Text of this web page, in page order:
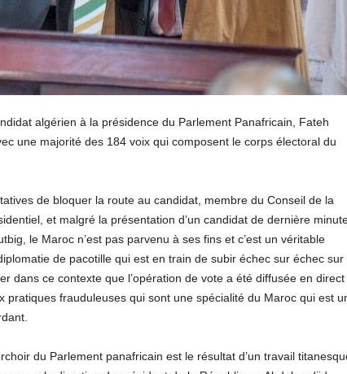
algérien à la présidence du Parlement Panafricain, Fateh
une majorité des 184 voix qui composent le corps électoral du
de bloquer la route au candidat, membre du Conseil de la
et malgré la présentation d’un candidat de dernière
le Maroc n’est pas parvenu à ses fins et c’est un véritable
de pacotille qui est en train de subir échec sur échec sur
dans ce contexte que l’opération de vote a été diffusée en direct
pratiques frauduleuses qui sont une spécialité du Maroc qui est
du Parlement panafricain est le résultat d’un travail